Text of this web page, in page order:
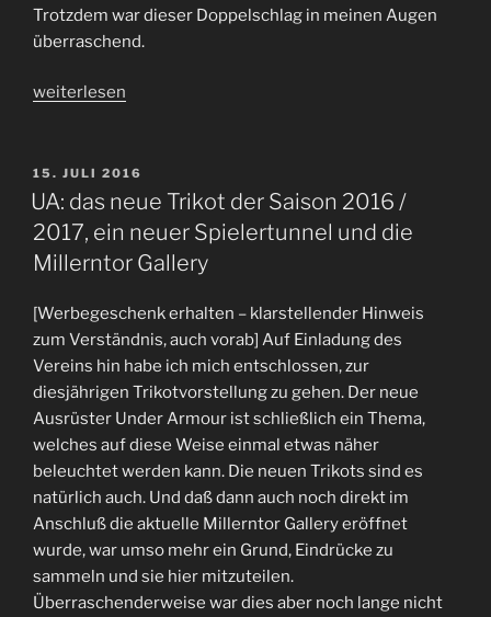
Trotzdem war dieser Doppelschlag in meinen Augen
überraschend.
„Letzte
–
wie
der
wahrscheinlich
die
Saison,
definitiv
Trainer
weiterlesen
VERÖFFENTLICHT
AM
15. JULI 2016
UA: das neue Trikot der Saison 2016 /
2017, ein neuer Spielertunnel und die
Millerntor Gallery
[Werbegeschenk erhalten – klarstellender Hinweis
zum Verständnis, auch vorab] Auf Einladung des
Vereins hin habe ich mich entschlossen, zur
diesjährigen Trikotvorstellung zu gehen. Der neue
Ausrüster Under Armour ist schließlich ein Thema,
welches auf diese Weise einmal etwas näher
beleuchtet werden kann. Die neuen Trikots sind es
natürlich auch. Und daß dann auch noch direkt im
Anschluß die aktuelle Millerntor Gallery eröffnet
wurde, war umso mehr ein Grund, Eindrücke zu
sammeln und sie hier mitzuteilen.
Überraschenderweise war dies aber noch lange nicht